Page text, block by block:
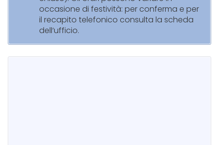
occasione di festività: per conferma e per
il recapito telefonico consulta la scheda
dell’ufficio.